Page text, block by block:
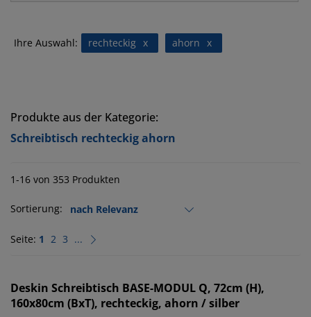
Ihre Auswahl: x
rechteckig x
ahorn
Produkte aus der Kategorie:
Schreibtisch rechteckig ahorn
1-16 von 353 Produkten
Sortierung:
Seite: 1 2 3 ...
Deskin Schreibtisch BASE-MODUL Q, 72cm (H),
160x80cm (BxT), rechteckig, ahorn / silber